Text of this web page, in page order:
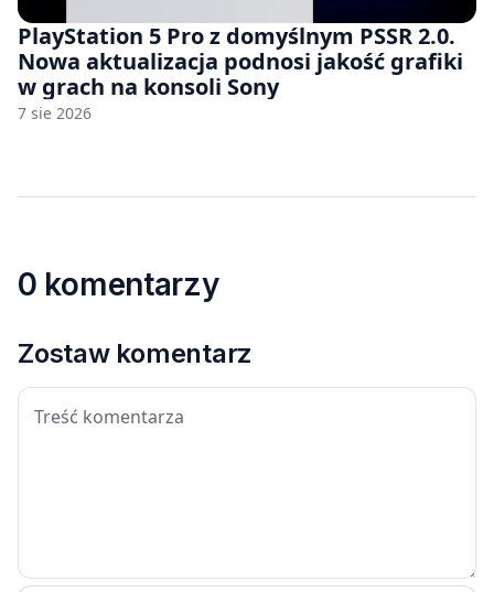
PlayStation 5 Pro z domyślnym PSSR 2.0.
Nowa aktualizacja podnosi jakość grafiki
w grach na konsoli Sony
7 sie 2026
0 komentarzy
Zostaw komentarz